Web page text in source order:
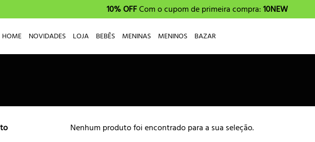
10% OFFCom o cupom de primeira compra:10NEW
HOME NOVIDADES LOJA BEBÊS MENINAS MENINOS BAZAR
Nenhum produto foi encontrado para a sua seleção.